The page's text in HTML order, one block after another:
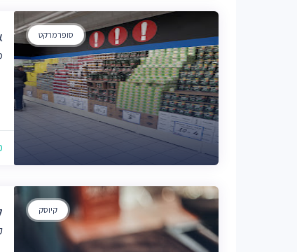
סופרמרקט
קיוסק